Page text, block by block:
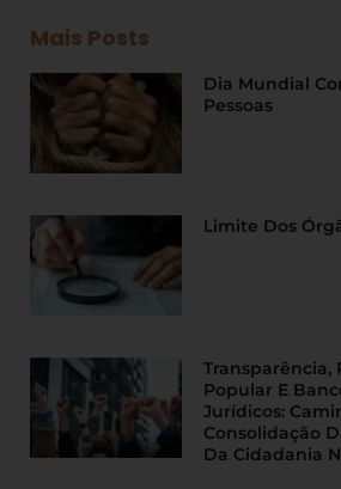
Mais Posts
Dia Mundial
Pessoas
Limite Dos
Transparência,
Popular E
Jurídicos:
Consolidação
Da Cidadania